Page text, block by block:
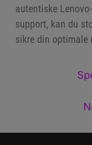
autentiske
support, kan du
sikre din optimale